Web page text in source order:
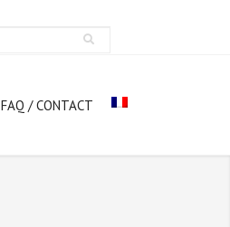
FAQ / CONTACT